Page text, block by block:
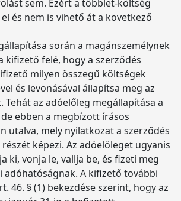
sem. Ezért a többlet-költség
és nem is vihető át a következő
során a magánszemélynek
kifizető felé, hogy a szerződés
milyen összegű költségek
és levonásával állapítsa meg az
Tehát az adóelőleg megállapítása a
ebben a megbízott írásos
utalva, mely nyilatkozat a szerződés
képezi. Az adóelőleget ugyanis
ki, vonja le, vallja be, és fizeti meg
adóhatóságnak. A kifizető további
46. § (1) bekezdése szerint, hogy az